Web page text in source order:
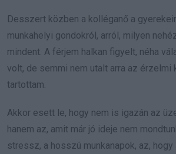
Desszert közben a kolléganő a
munkahelyi gondokról, arról, milyen
mindent. A férjem halkan figyelt, néha
volt, de semmi nem utalt arra az érzelmi
tartottam.
Akkor esett le, hogy nem is igazán az
hanem az, amit már jó ideje nem
stressz, a hosszú munkanapok, az,